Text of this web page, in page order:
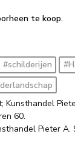
te koop.
#schilderijen
Kunsthandel
60.
Pieter A.